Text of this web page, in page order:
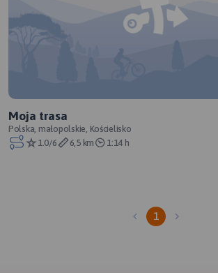
Moja trasa
Polska, małopolskie, Kościelisko
1.0/6
6,5 km 1:14 h
1